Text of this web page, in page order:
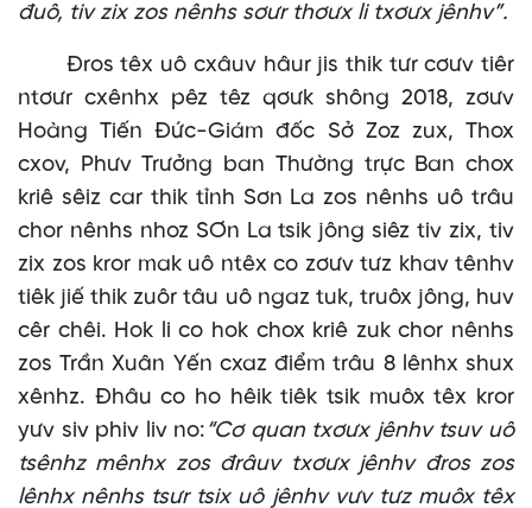
đuô, tiv zix zos nênhs sơưr thơưx li txơưx jênhv”.
Đros têx uô cxâuv hâur jis thik tưr cơưv tiêr
ntơưr cxênhx pêz têz qơưk shông 2018, zơưv
Hoàng Tiến Đức-Giám đốc Sở Zoz zux, Thox
cxov, Phưv Trưởng ban Thường trực Ban chox
kriê sêiz car thik tỉnh Sơn La zos nênhs uô trâu
chor nênhs nhoz SƠn La tsik jông siêz tiv zix, tiv
zix zos kror mak uô ntêx co zơưv tưz khav tênhv
tiêk jiế thik zuôr tâu uô ngaz tuk, truôx jông, huv
cêr chêi. Hok li co hok chox kriê zuk chor nênhs
zos Trần Xuân Yến cxaz điểm trâu 8 lênhx shux
xênhz. Đhâu co ho hêik tiêk tsik muôx têx kror
yưv siv phiv liv no: “Cơ quan txơưx jênhv tsuv uô
tsênhz mênhx zos đrâuv txơưx jênhv đros zos
lênhx nênhs tsưr tsix uô jênhv vưv tưz muôx têx